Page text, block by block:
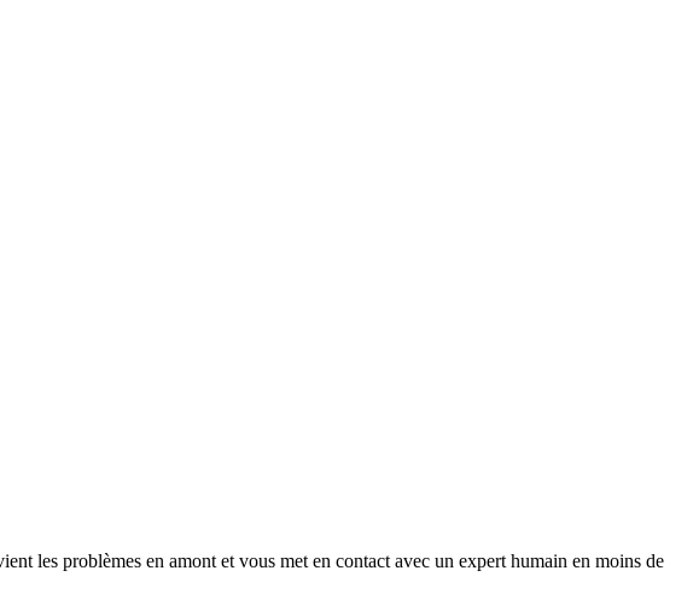
les problèmes en amont et vous met en contact avec un expert humain en moins de